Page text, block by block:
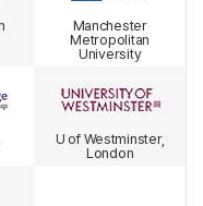
Manchester
Metropolitan
University
U of Westminster,
London